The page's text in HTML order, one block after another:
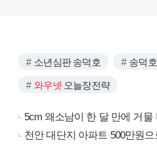
소년심판 송덕호 송덕호
와우넷 오늘장전략
5cm 왜소남이 한 달 만에 거물
천안 대단지 아파트 500만원